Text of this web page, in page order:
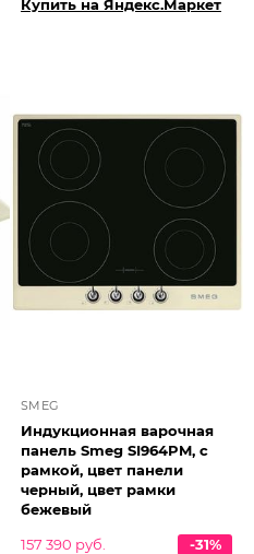
Купить на Яндекс.Маркет
SMEG
Индукционная варочная
панель Smeg SI964PM, с
рамкой, цвет панели
черный, цвет рамки
бежевый
157 390 руб.
-31%